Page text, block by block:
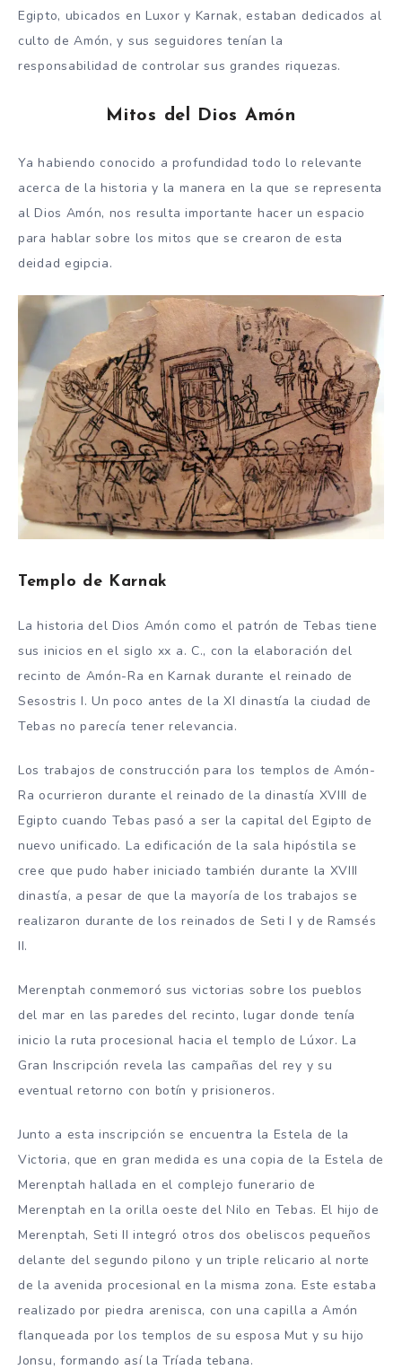
Egipto, ubicados en Luxor y Karnak, estaban dedicados al
culto de Amón, y sus seguidores tenían la
responsabilidad de controlar sus grandes riquezas.
Mitos del Dios Amón
Ya habiendo conocido a profundidad todo lo relevante
acerca de la historia y la manera en la que se representa
al Dios Amón, nos resulta importante hacer un espacio
para hablar sobre los mitos que se crearon de esta
deidad egipcia.
Templo de Karnak
La historia del Dios Amón como el patrón de Tebas tiene
sus inicios en el siglo xx a. C., con la elaboración del
recinto de Amón-Ra en Karnak durante el reinado de
Sesostris I. Un poco antes de la XI dinastía la ciudad de
Tebas no parecía tener relevancia.
Los trabajos de construcción para los templos de Amón-
Ra ocurrieron durante el reinado de la dinastía XVIII de
Egipto cuando Tebas pasó a ser la capital del Egipto de
nuevo unificado. La edificación de la sala hipóstila se
cree que pudo haber iniciado también durante la XVIII
dinastía, a pesar de que la mayoría de los trabajos se
realizaron durante de los reinados de Seti I y de Ramsés
II.
Merenptah conmemoró sus victorias sobre los pueblos
del mar en las paredes del recinto, lugar donde tenía
inicio la ruta procesional hacia el templo de Lúxor. La
Gran Inscripción revela las campañas del rey y su
eventual retorno con botín y prisioneros.
Junto a esta inscripción se encuentra la Estela de la
Victoria, que en gran medida es una copia de la Estela de
Merenptah hallada en el complejo funerario de
Merenptah en la orilla oeste del Nilo en Tebas. El hijo de
Merenptah, Seti II integró otros dos obeliscos pequeños
delante del segundo pilono y un triple relicario al norte
de la avenida procesional en la misma zona. Este estaba
realizado por piedra arenisca, con una capilla a Amón
flanqueada por los templos de su esposa Mut y su hijo
Jonsu, formando así la Tríada tebana.